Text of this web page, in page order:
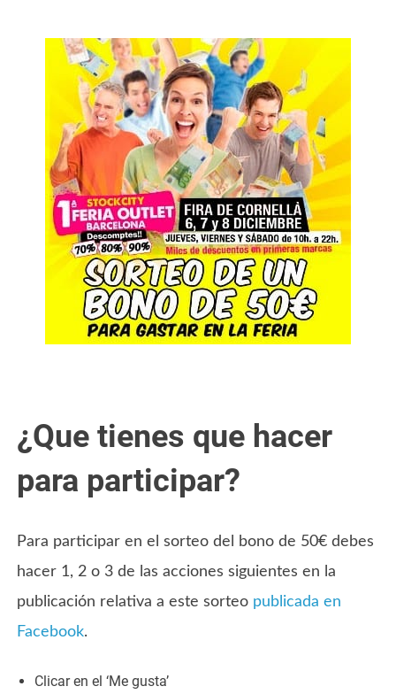
¿Que tienes que hacer
para participar?
Para participar en el sorteo del bono de 50€ debes
hacer 1, 2 o 3 de las acciones siguientes en la
publicación relativa a este sorteo publicada en
Facebook.
Clicar en el ‘Me gusta’